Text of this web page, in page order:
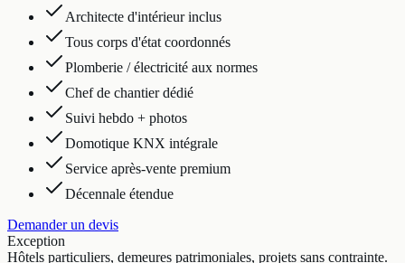
Architecte d'intérieur inclus
Tous corps d'état coordonnés
Plomberie / électricité aux normes
Chef de chantier dédié
Suivi hebdo + photos
Domotique KNX intégrale
Service après-vente premium
Décennale étendue
Demander un devis
Exception
Hôtels particuliers, demeures patrimoniales, projets sans contrainte.